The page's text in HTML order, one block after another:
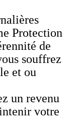
Protection
de
souffrez
et ou
un revenu
votre